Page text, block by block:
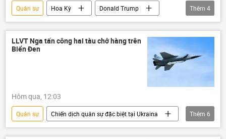
Quân sự Hoa Kỳ
Donald Trump
Thế giới
Lầu Năm Góc
Iran
Xung đột Mỹ-Iran
Thêm 4
LLVT Nga tấn công hai tàu chở hàng trên
Biển Đen
Hôm qua, 12:03
Quân sự
Chiến dịch quân sự đặc biệt tại Ukraina
Thế giới
Nga
Ukraina
Thêm 6